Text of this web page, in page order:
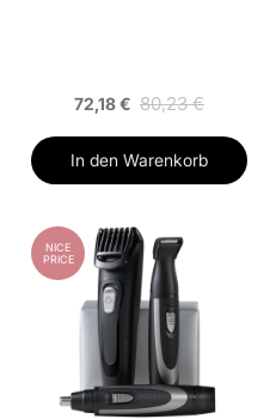
72,18 € 80,23 €
In den Warenkorb
NICE
PRICE